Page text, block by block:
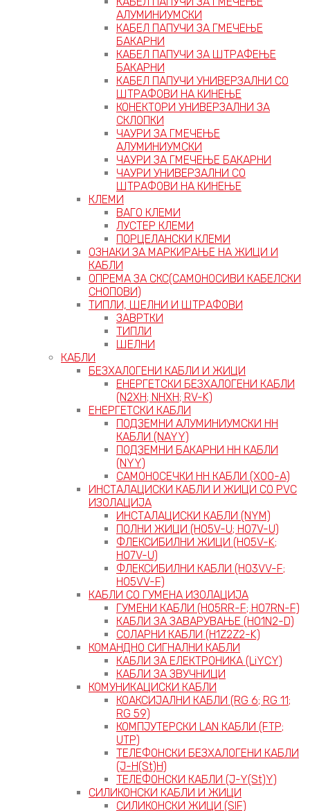
АЛУМИНИУМСКИ
КАБЕЛ ПАПУЧИ ЗА ГМЕЧЕЊЕ
БАКАРНИ
КАБЕЛ ПАПУЧИ ЗА ШТРАФЕЊЕ
БАКАРНИ
КАБЕЛ ПАПУЧИ УНИВЕРЗАЛНИ СО
ШТРАФОВИ НА КИНЕЊЕ
КОНЕКТОРИ УНИВЕРЗАЛНИ ЗА
СКЛОПКИ
ЧАУРИ ЗА ГМЕЧЕЊЕ
АЛУМИНИУМСКИ
ЧАУРИ ЗА ГМЕЧЕЊЕ БАКАРНИ
ЧАУРИ УНИВЕРЗАЛНИ СО
ШТРАФОВИ НА КИНЕЊЕ
КЛЕМИ
ВАГО КЛЕМИ
ЛУСТЕР КЛЕМИ
ПОРЦЕЛАНСКИ КЛЕМИ
ОЗНАКИ ЗА МАРКИРАЊЕ НА ЖИЦИ И
КАБЛИ
ОПРЕМА ЗА СКС(САМОНОСИВИ КАБЕЛСКИ
СНОПОВИ)
ТИПЛИ, ШЕЛНИ И ШТРАФОВИ
ЗАВРТКИ
ТИПЛИ
ШЕЛНИ
КАБЛИ
БЕЗХАЛОГЕНИ КАБЛИ И ЖИЦИ
ЕНЕРГЕТСКИ БЕЗХАЛОГЕНИ КАБЛИ
(N2XH; NHXH; RV-K)
ЕНЕРГЕТСКИ КАБЛИ
ПОДЗЕМНИ АЛУМИНИУМСКИ НН
КАБЛИ (NAYY)
ПОДЗЕМНИ БАКАРНИ НН КАБЛИ
(NYY)
САМОНОСЕЧКИ НН КАБЛИ (X00-A)
ИНСТАЛАЦИСКИ КАБЛИ И ЖИЦИ СО PVC
ИЗОЛАЦИЈА
ИНСТАЛАЦИСКИ КАБЛИ (NYM)
ПОЛНИ ЖИЦИ (H05V-U; H07V-U)
ФЛЕКСИБИЛНИ ЖИЦИ (H05V-K;
H07V-U)
ФЛЕКСИБИЛНИ КАБЛИ (H03VV-F;
H05VV-F)
КАБЛИ СО ГУМЕНА ИЗОЛАЦИЈА
ГУМЕНИ КАБЛИ (H05RR-F; H07RN-F)
КАБЛИ ЗА ЗАВАРУВАЊЕ (H01N2-D)
СОЛАРНИ КАБЛИ (H1Z2Z2-K)
КОМАНДНО СИГНАЛНИ КАБЛИ
КАБЛИ ЗА ЕЛЕКТРОНИКА (LiYCY)
КАБЛИ ЗА ЗВУЧНИЦИ
КОМУНИКАЦИСКИ КАБЛИ
КОАКСИЈАЛНИ КАБЛИ (RG 6; RG 11;
RG 59)
КОМПЈУТЕРСКИ LAN КАБЛИ (FTP;
UTP)
ТЕЛЕФОНСКИ БЕЗХАЛОГЕНИ КАБЛИ
(J-H(St)H)
ТЕЛЕФОНСКИ КАБЛИ (J-Y(St)Y)
СИЛИКОНСКИ КАБЛИ И ЖИЦИ
СИЛИКОНСКИ ЖИЦИ (SIF)